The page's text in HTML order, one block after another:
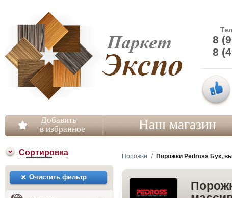
8
8
Добавить
в избранное
Наш магазин
Порожки Порожки Pedross Бук,
Сортировка
Очистить фильтр